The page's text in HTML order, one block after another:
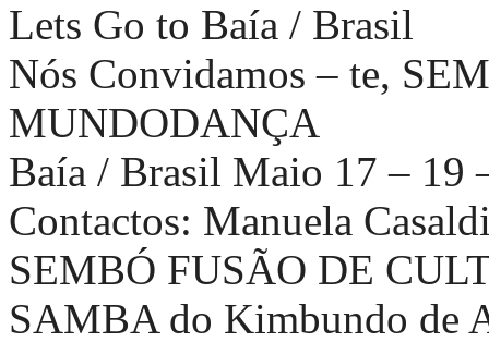
Lets Go to Baía / Brasil
Nós Convidamos – te,
MUNDODANÇA
Baía / Brasil Maio 17 – 19
Contactos: Manuela
SEMBÓ FUSÃO DE
SAMBA do Kimbundo de